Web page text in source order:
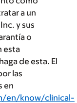
a un
y sus
o
esta
de esta. El
las
en
en/know/clinical-